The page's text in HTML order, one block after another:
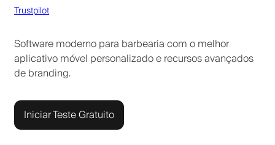
Trustpilot
Software moderno para barbearia com o melhor
aplicativo móvel personalizado e recursos avançados
de branding.
Iniciar Teste Gratuito